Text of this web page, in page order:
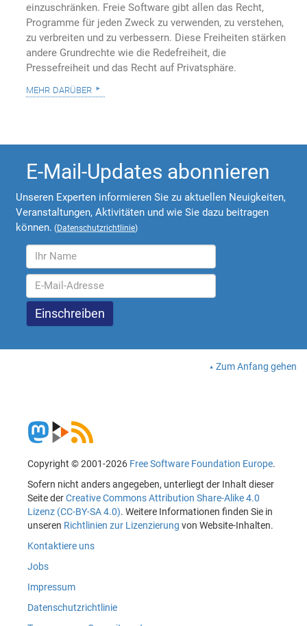
einzuschränken. Freie Software gibt allen das Recht,
Programme für jeden Zweck zu verwenden, zu verstehen,
zu verbreiten und zu verbessern. Diese Freiheiten stärken
andere Grundrechte wie die Redefreiheit, die
Pressefreiheit und das Recht auf Privatsphäre.
mehr darüber
E-Mail-Updates abonnieren
Unseren Experten informieren Sie zu aktuellen Neuigkeiten,
Veranstaltungen, Aktivitäten und wie Sie dazu beitragen
können. (Datenschutzrichtlinie)
Zum Anfang gehen
Copyright © 2001-2026 Free Software Foundation Europe.
Sofern nicht anders angegeben, unterliegt der Inhalt dieser
Seite derCreative Commons Attribution Share-Alike 4.0
Lizenz (CC-BY-SA 4.0). Weitere Informationen finden Sie in
unseren Richtlinien zur Lizenzierung von Website-Inhalten.
Kontaktiere uns
Jobs
Impressum
Datenschutzrichtlinie